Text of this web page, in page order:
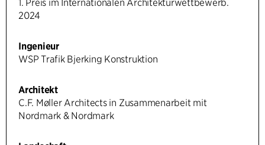
1. Preis im Internationalen Architekturwettbewerb.
2024
Ingenieur
WSP Trafik Bjerking Konstruktion
Architekt
C.F. Møller Architects in Zusammenarbeit mit
Nordmark & Nordmark